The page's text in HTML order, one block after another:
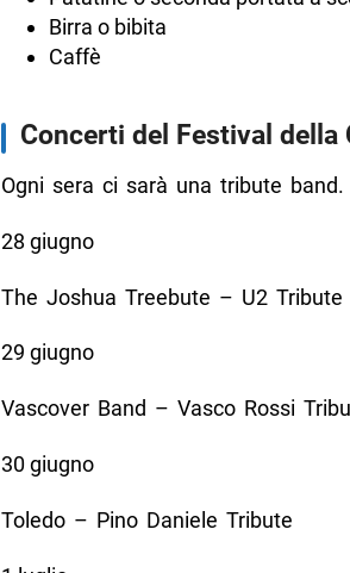
Birra o bibita
Caffè
Concerti del Festival della
Ogni sera ci sarà una tribute band.
28 giugno
The Joshua Treebute – U2 Tribute
29 giugno
Vascover Band – Vasco Rossi
30 giugno
Toledo – Pino Daniele Tribute